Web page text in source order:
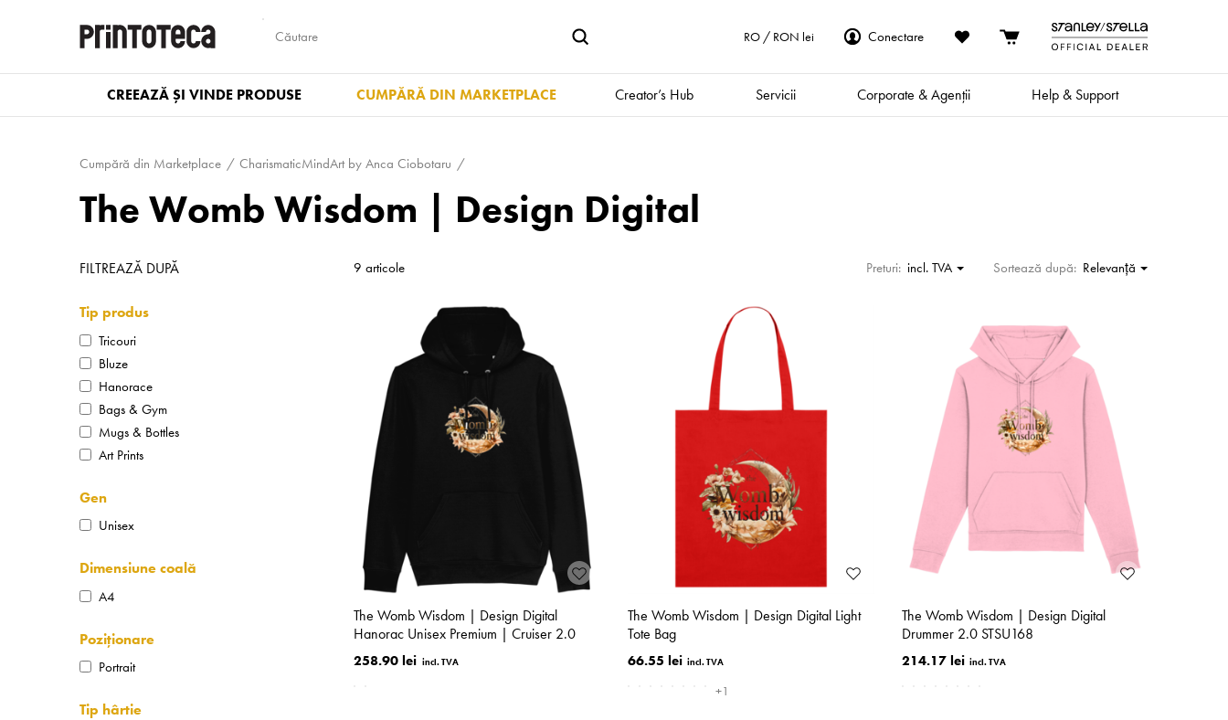
RO / RON lei Conectare
CREEAZĂ ȘI VINDE PRODUSE CUMPĂRĂ DIN MARKETPLACE Creator’s Hub Servicii Corporate & Agenții Help & Support
Cumpără din Marketplace Charis­ma­tic­MindArt by Anca Ciobotaru
The Womb Wisdom | Design Digital
FILTREAZĂ DUPĂ
Tip produs
Tricouri
Bluze
Hanorace
Bags & Gym
Mugs & Bottles
Art Prints
Gen
Unisex
Dimensiune coală
A4
Poziționare
Portrait
Tip hârtie
9 articole Preturi: incl. TVA Sortează după: Relevanţă
The Womb Wisdom | Design Digital
Hanorac Unisex Premium | Cruiser 2.0
258.90 lei
The Womb Wisdom | Design Digital Light
Tote Bag
66.55 lei
+1
The Womb Wisdom | Design Digital
Drummer 2.0 STSU168
214.17 lei